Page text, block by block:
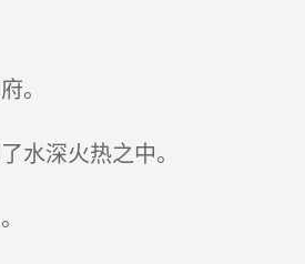
。
水深火热之中。